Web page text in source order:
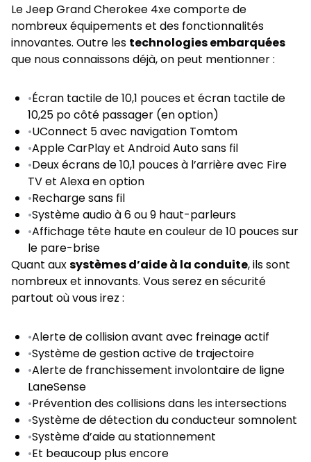
Le Jeep Grand Cherokee 4xe comporte de
nombreux équipements et des fonctionnalités
innovantes. Outre les technologies embarquées
que nous connaissons déjà, on peut mentionner :
•Écran tactile de 10,1 pouces et écran tactile de
10,25 po côté passager (en option)
•UConnect 5 avec navigation Tomtom
•Apple CarPlay et Android Auto sans fil
•Deux écrans de 10,1 pouces à l’arrière avec Fire
TV et Alexa en option
•Recharge sans fil
•Système audio à 6 ou 9 haut-parleurs
•Affichage tête haute en couleur de 10 pouces sur
le pare-brise
Quant auxsystèmes d’aide à la conduite, ils sont
nombreux et innovants. Vous serez en sécurité
partout où vous irez :
•Alerte de collision avant avec freinage actif
•Système de gestion active de trajectoire
•Alerte de franchissement involontaire de ligne
LaneSense
•Prévention des collisions dans les intersections
•Système de détection du conducteur somnolent
•Système d’aide au stationnement
•Et beaucoup plus encore